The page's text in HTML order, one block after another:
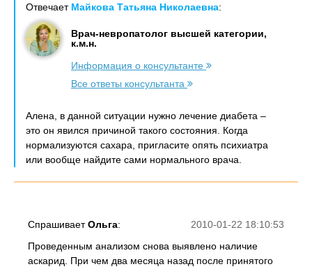
Отвечает Майкова Татьяна Николаевна:
Врач-невропатолог высшей категории,
к.м.н.
Информация о консультанте
Все ответы консультанта
Алена, в данной ситуации нужно лечение диабета –
это он явился причиной такого состояния. Когда
нормализуются сахара, пригласите опять психиатра
или вообще найдите сами нормального врача.
2010-01-22 18:10:53
СпрашиваетОльга:
Проведенным анализом снова выявлено наличие
аскарид. При чем два месяца назад после принятого